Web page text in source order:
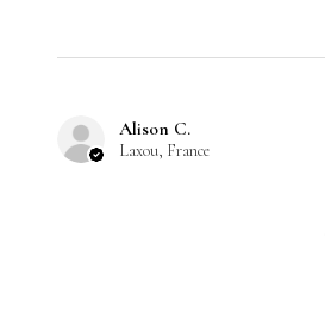
Alison C.
Laxou, France